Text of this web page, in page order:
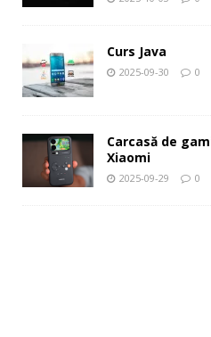
Curs Java
2025-09-30 0
Carcasă de
Xiaomi
2025-09-29 0